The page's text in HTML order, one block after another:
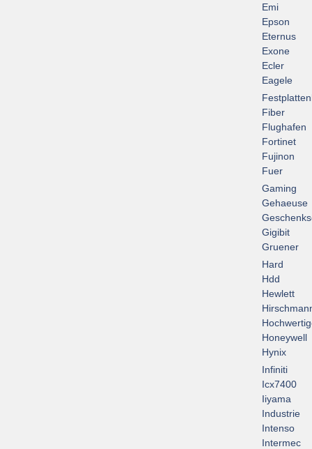
Emi
Epson
Eternus
Exone
Ecler
Eagele
Fiber
Flughafen
Fortinet
Fujinon
Fuer
Gaming
Gehaeuse
Gigibit
Gruener
Hard
Hdd
Hewlett
Honeywell
Hynix
Infiniti
Icx7400
Iiyama
Industrie
Intenso
Intermec